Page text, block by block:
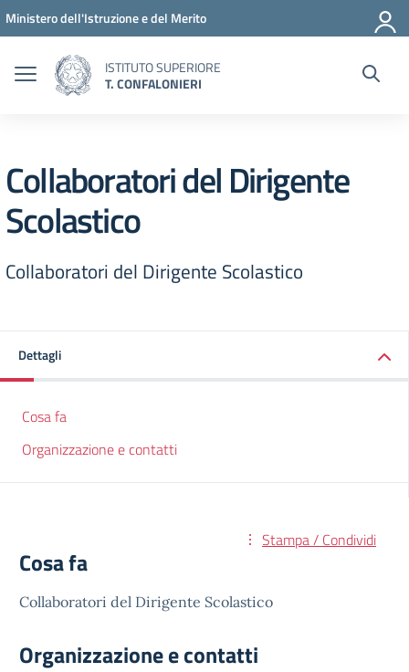
Vai ai contenuti
Vai al menu di navigazione
Vai al footer
Ministero dell'Istruzione e del Merito
ISTITUTO SUPERIORE
T. CONFALONIERI
Collaboratori del Dirigente
Scolastico
Collaboratori del Dirigente Scolastico
Dettagli
Cosa fa
Organizzazione e contatti
Stampa / Condividi
Cosa fa
Collaboratori del Dirigente Scolastico
Organizzazione e contatti